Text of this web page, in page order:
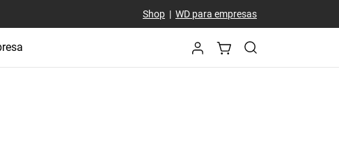
Shop| WD para empresas